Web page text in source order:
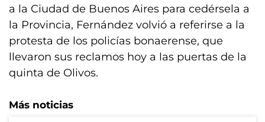
a la Ciudad de Buenos Aires para cedérsela a
la Provincia, Fernández volvió a referirse a la
protesta de los policías bonaerense, que
llevaron sus reclamos hoy a las puertas de la
quinta de Olivos.
Más noticias